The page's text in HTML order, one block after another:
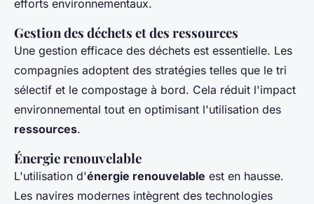
efforts environnementaux.
Gestion des déchets et des ressources
Une gestion efficace des déchets est essentielle. Les
compagnies adoptent des stratégies telles que le tri
sélectif et le compostage à bord. Cela réduit l'impact
environnemental tout en optimisant l'utilisation des
ressources.
Énergie renouvelable
L'utilisation d'énergie renouvelable est en hausse.
Les navires modernes intègrent des technologies